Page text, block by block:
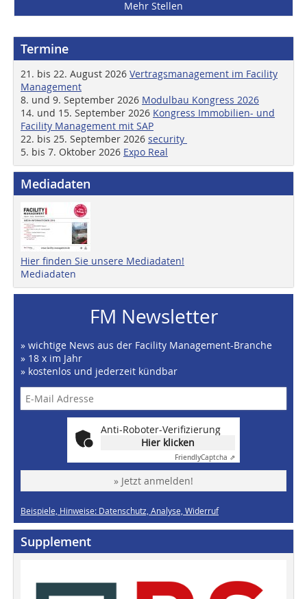
Mehr Stellen
Termine
21. bis 22. August 2026 Vertragsmanagement im Facility
Management
8. und 9. September 2026 Modulbau Kongress 2026
14. und 15. September 2026 Kongress Immobilien- und
Facility Management mit SAP
22. bis 25. September 2026 security
5. bis 7. Oktober 2026 Expo Real
Mediadaten
Hier finden Sie unsere Mediadaten!
Mediadaten
FM Newsletter
» wichtige News aus der Facility Management-Branche
» 18 x im Jahr
» kostenlos und jederzeit kündbar
Anti-Roboter-Verifizierung
Hier klicken
FriendlyCaptcha ⇗
» Jetzt anmelden!
Beispiele, Hinweise: Datenschutz, Analyse, Widerruf
Supplement